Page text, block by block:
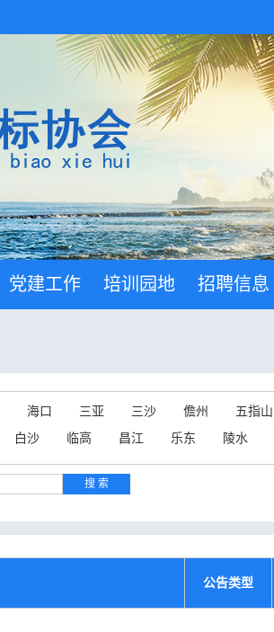
党建工作 培训园地 招聘信息
海口 三亚 三沙 儋州 五指山
白沙 临高 昌江 乐东 陵水
公告类型